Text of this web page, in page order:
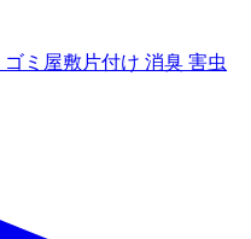
ゴミ屋敷片付け 消臭 害虫